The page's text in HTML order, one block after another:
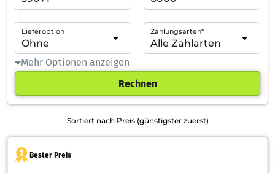
Lieferoption Zahlungsarten*
Mehr Optionen anzeigen
Rechnen
Sortiert nach Preis (günstigster zuerst)
Bester Preis